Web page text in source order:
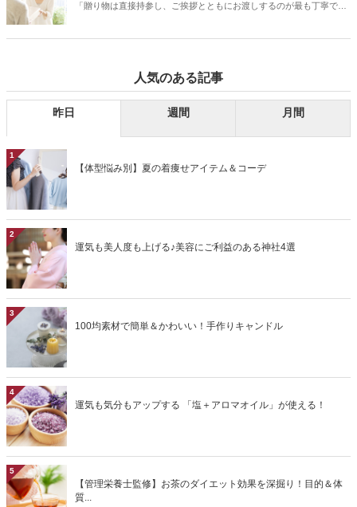
介します。
「贈り物は直接持参し、ご挨拶とともにお渡しするのが最も丁寧で
の贈り物をご紹介します。人気のある記事
昨日 週間 月間
1
【体型悩み別】夏の着痩せアイテム＆コーデ
2
運気も美人度も上げる♪美容にご利益のある神社4選
3
100均素材で簡単＆かわいい！手作りキャンドル
4
運気も気分もアップする 「塩＋アロマオイル」が使える！
5
【管理栄養士監修】お茶のダイエット効果を深掘り！目的＆体
質...